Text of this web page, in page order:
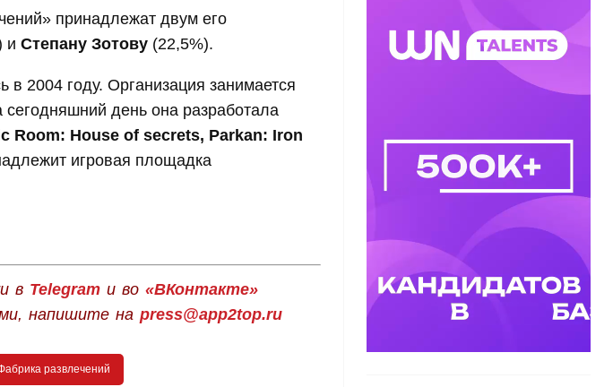
принадлежат двум его
и Степану Зотову (22,5%).
2004 году. Организация занимается
сегодняшний день она разработала
Room: House of secrets, Parkan: Iron
игровая площадка
в Telegramи во «ВКонтакте»
напишите на press@app2top.ru
развлечений